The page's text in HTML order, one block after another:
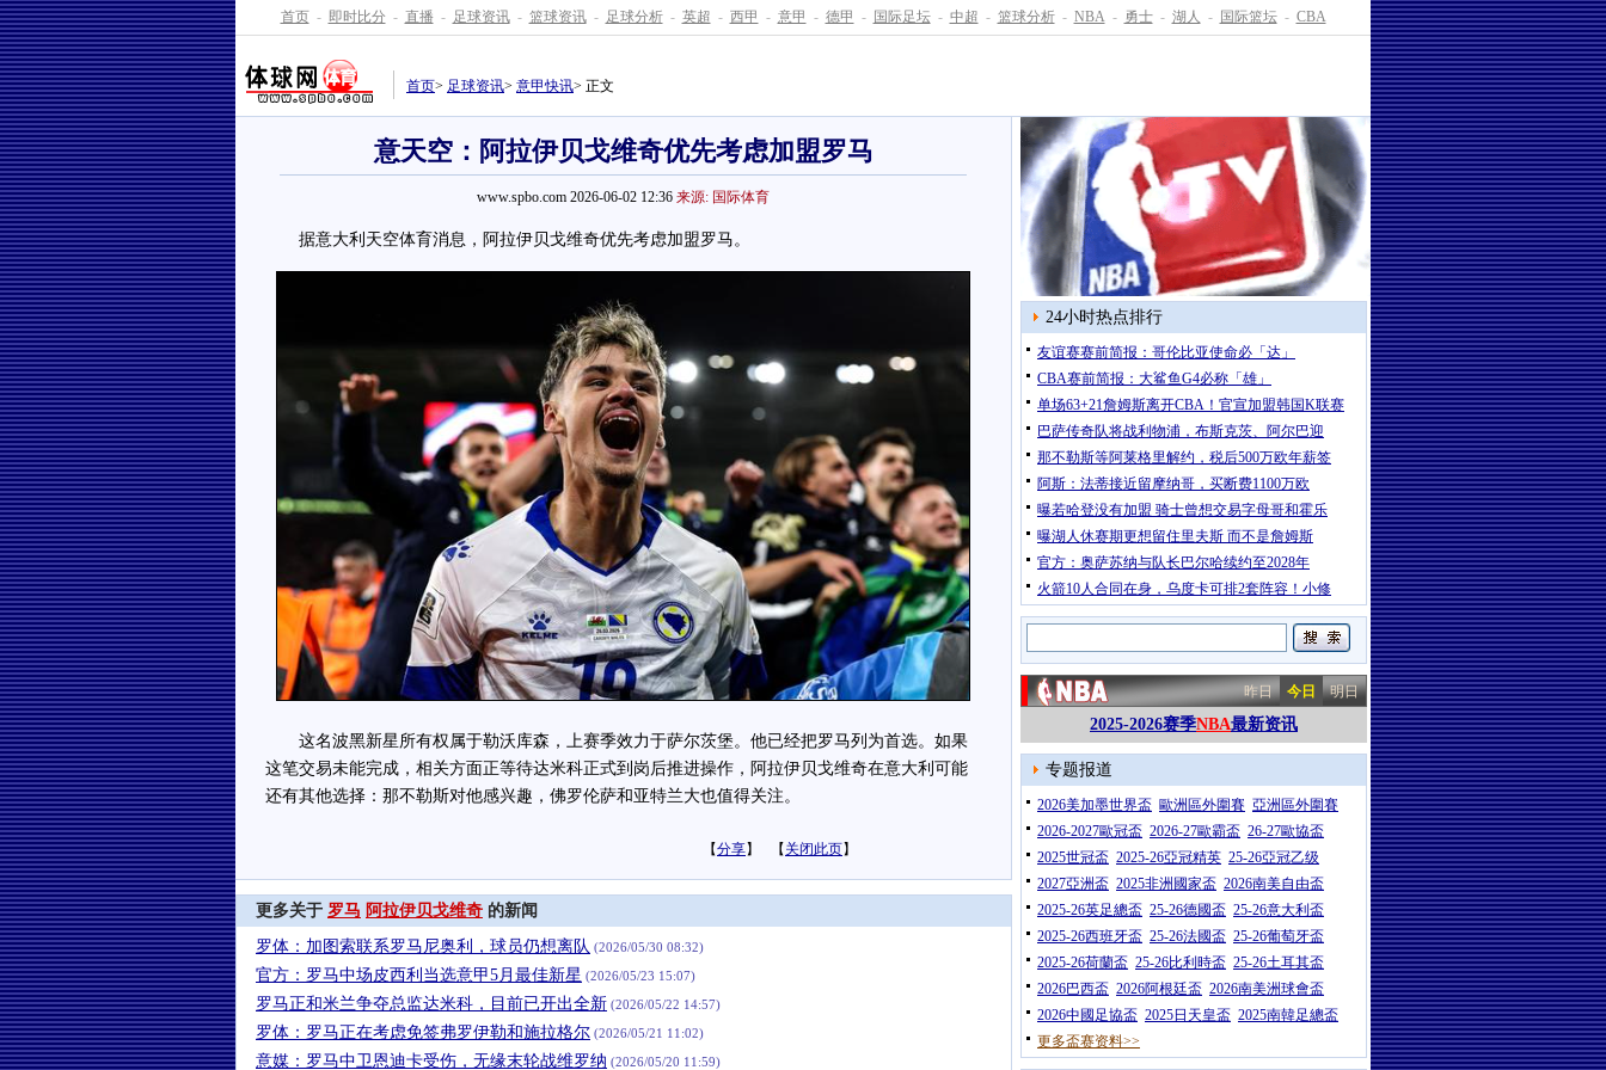
首页 - 即时比分 - 直播 - 足球资讯 - 篮球资讯 - 足球分析 - 英超 - 西甲 - 意甲 - 德甲 - 国际足坛 - 中超 - 篮球分析 - NBA - 勇士 - 湖人 - 国际篮坛 - CBA
首页> 足球资讯> 意甲快讯> 正文
意天空：阿拉伊贝戈维奇优先考虑加盟罗马
www.spbo.com 2026-06-02 12:36 来源: 国际体育
据意大利天空体育消息，阿拉伊贝戈维奇优先考虑加盟罗马。
这名波黑新星所有权属于勒沃库森，上赛季效力于萨尔茨堡。他已经把罗马列为首选。如果
这笔交易未能完成，相关方面正等待达米科正式到岗后推进操作，阿拉伊贝戈维奇在意大利可能
还有其他选择：那不勒斯对他感兴趣，佛罗伦萨和亚特兰大也值得关注。
【分享】 【 关闭此页】
更多关于 罗马 阿拉伊贝戈维奇 的新闻
罗体：加图索联系罗马尼奥利，球员仍想离队 (2026/05/30 08:32)
官方：罗马中场皮西利当选意甲5月最佳新星 (2026/05/23 15:07)
罗马正和米兰争夺总监达米科，目前已开出全新 (2026/05/22 14:57)
罗体：罗马正在考虑免签弗罗伊勒和施拉格尔 (2026/05/21 11:02)
意媒：罗马中卫恩迪卡受伤，无缘末轮战维罗纳 (2026/05/20 11:59)
24小时热点排行
友谊赛赛前简报：哥伦比亚使命必「达」
CBA赛前简报：大鲨鱼G4必称「雄」
单场63+21詹姆斯离开CBA！官宣加盟韩国K联赛
巴萨传奇队将战利物浦，布斯克茨、阿尔巴迎
那不勒斯等阿莱格里解约，税后500万欧年薪签
阿斯：法蒂接近留摩纳哥，买断费1100万欧
曝若哈登没有加盟 骑士曾想交易字母哥和霍乐
曝湖人休赛期更想留住里夫斯 而不是詹姆斯
官方：奥萨苏纳与队长巴尔哈续约至2028年
火箭10人合同在身，乌度卡可排2套阵容！小修
昨日 今日 明日
2025-2026赛季NBA最新资讯
专题报道
2026美加墨世界盃 歐洲區外圍賽 亞洲區外圍賽
2026-2027歐冠盃 2026-27歐霸盃 26-27歐協盃
2025世冠盃 2025-26亞冠精英 25-26亞冠乙级
2027亞洲盃 2025非洲國家盃 2026南美自由盃
2025-26英足總盃 25-26德國盃 25-26意大利盃
2025-26西班牙盃 25-26法國盃 25-26葡萄牙盃
2025-26荷蘭盃 25-26比利時盃 25-26土耳其盃
2026巴西盃 2026阿根廷盃 2026南美洲球會盃
2026中國足協盃 2025日天皇盃 2025南韓足總盃
更多盃赛资料>>